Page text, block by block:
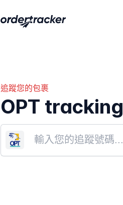
追蹤您的包裹
OPT tracking